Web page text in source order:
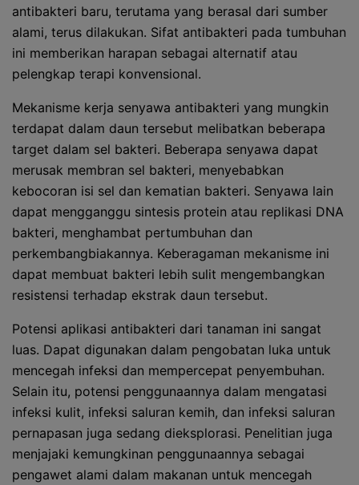
antibakteri baru, terutama yang berasal dari sumber
alami, terus dilakukan. Sifat antibakteri pada tumbuhan
ini memberikan harapan sebagai alternatif atau
pelengkap terapi konvensional.
Mekanisme kerja senyawa antibakteri yang mungkin
terdapat dalam daun tersebut melibatkan beberapa
target dalam sel bakteri. Beberapa senyawa dapat
merusak membran sel bakteri, menyebabkan
kebocoran isi sel dan kematian bakteri. Senyawa lain
dapat mengganggu sintesis protein atau replikasi DNA
bakteri, menghambat pertumbuhan dan
perkembangbiakannya. Keberagaman mekanisme ini
dapat membuat bakteri lebih sulit mengembangkan
resistensi terhadap ekstrak daun tersebut.
Potensi aplikasi antibakteri dari tanaman ini sangat
luas. Dapat digunakan dalam pengobatan luka untuk
mencegah infeksi dan mempercepat penyembuhan.
Selain itu, potensi penggunaannya dalam mengatasi
infeksi kulit, infeksi saluran kemih, dan infeksi saluran
pernapasan juga sedang dieksplorasi. Penelitian juga
menjajaki kemungkinan penggunaannya sebagai
pengawet alami dalam makanan untuk mencegah